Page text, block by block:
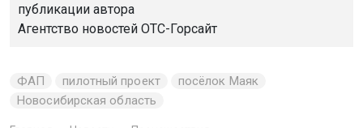
публикации автора
Агентство новостей ОТС-Горсайт
ФАП пилотный проект
посёлок Маяк
Новосибирская область